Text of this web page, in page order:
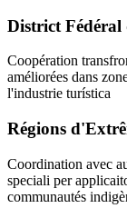
District Fédéral
Coopération
améliorées dans
l'industrie turística
Régions
Coordination avec
speciali per
communautés